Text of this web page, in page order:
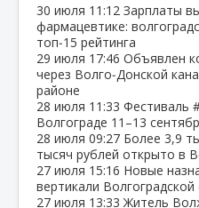
30 июля 11:12 Зарплаты
фармацевтике:
топ‑15 рейтинга
29 июля 17:46 Объявлен
через Волго‑Донской
районе
28 июля 11:33 Фестиваль
Волгограде 11–13
28 июля 09:27 Более 3,9
тысяч рублей открыто в
27 июля 15:16 Новые
вертикали Волгоградской
27 июля 13:33 Житель